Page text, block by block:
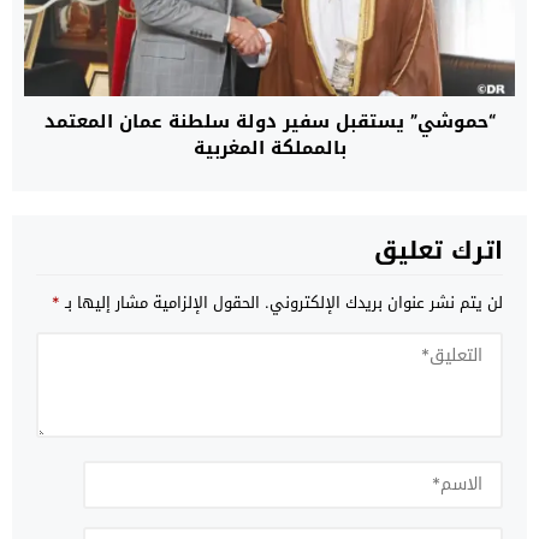
“حموشي” يستقبل سفير دولة سلطنة عمان المعتمد
بالمملكة المغربية
اترك تعليق
لن يتم نشر عنوان بريدك الإلكتروني. الحقول الإلزامية مشار إليها بـ*